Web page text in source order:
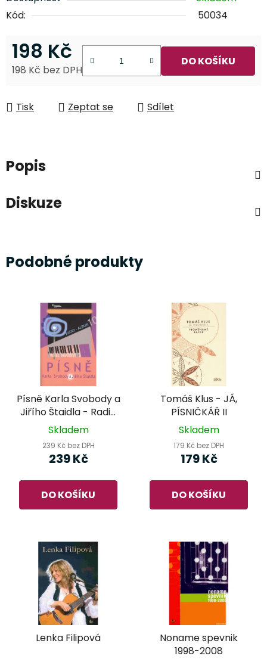
Kód:
50034
198 Kč
198 Kč bez DPH
DO KOŠÍKU
Tisk Zeptat se Sdílet
Popis
Diskuze
Podobné produkty
Písně Karla Svobody a
Jiřího Štaidla - Radio
Album 10
Skladem
239 Kč bez DPH
239 Kč
DO KOŠÍKU
Tomáš Klus - JÁ,
PÍSNIČKÁŘ II
Skladem
179 Kč bez DPH
179 Kč
DO KOŠÍKU
Lenka Filipová
Noname spevnik
1998-2008